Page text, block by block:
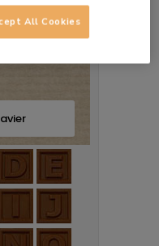
All Cookies